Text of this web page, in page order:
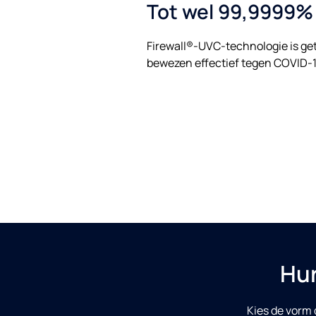
Tot wel
Firewall®-UVC-technologie is
bewezen effectief tegen COVID-
Kies de